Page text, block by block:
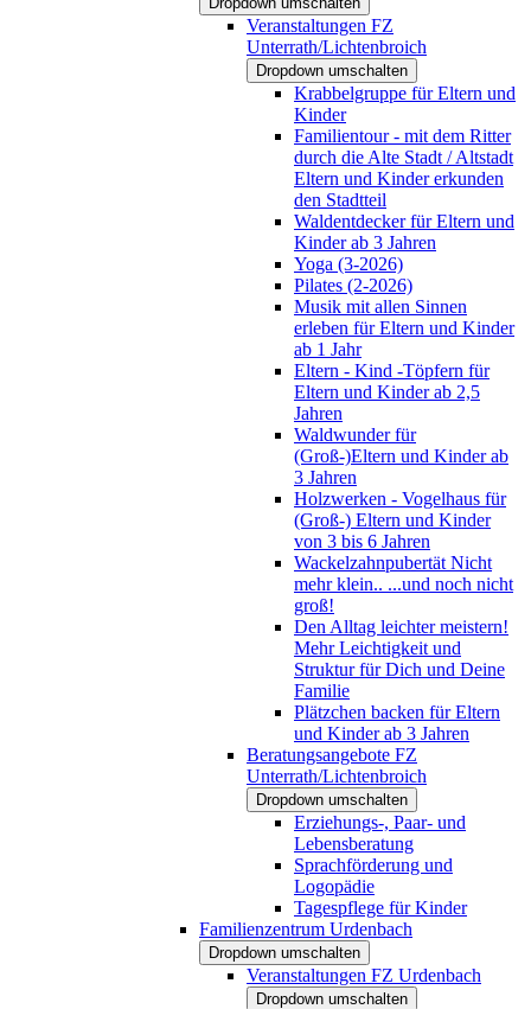
Veranstaltungen FZ
Unterrath/Lichtenbroich
Dropdown umschalten
Krabbelgruppe für Eltern und
Kinder
Familientour - mit dem Ritter
durch die Alte Stadt / Altstadt
Eltern und Kinder erkunden
den Stadtteil
Waldentdecker für Eltern und
Kinder ab 3 Jahren
Yoga (3-2026)
Pilates (2-2026)
Musik mit allen Sinnen
erleben für Eltern und Kinder
ab 1 Jahr
Eltern - Kind -Töpfern für
Eltern und Kinder ab 2,5
Jahren
Waldwunder für
(Groß-)Eltern und Kinder ab
3 Jahren
Holzwerken - Vogelhaus für
(Groß-) Eltern und Kinder
von 3 bis 6 Jahren
Wackelzahnpubertät Nicht
mehr klein.. ...und noch nicht
groß!
Den Alltag leichter meistern!
Mehr Leichtigkeit und
Struktur für Dich und Deine
Familie
Plätzchen backen für Eltern
und Kinder ab 3 Jahren
Beratungsangebote FZ
Unterrath/Lichtenbroich
Dropdown umschalten
Erziehungs-, Paar- und
Lebensberatung
Sprachförderung und
Logopädie
Tagespflege für Kinder
Familienzentrum Urdenbach
Dropdown umschalten
Veranstaltungen FZ Urdenbach
Dropdown umschalten